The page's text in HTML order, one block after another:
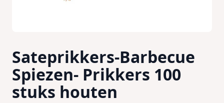
Sateprikkers-Barbecue
Spiezen- Prikkers 100
stuks houten